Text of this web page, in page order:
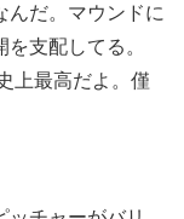
んだ。マウンドに
支配してる。
上最高だよ。僅